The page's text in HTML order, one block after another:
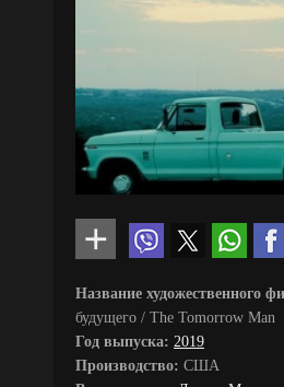
Название художественного
будущего / The Tomorrow Man
Год выпуска: 2019
Производство: США